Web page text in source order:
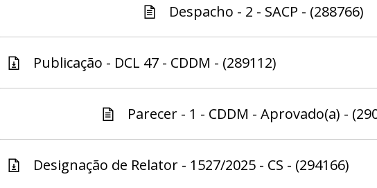
Despacho - 2 - SACP - (288766)
Publicação - DCL 47 - CDDM - (289112)
Parecer - 1 - CDDM - Aprovado(a) -
Designação de Relator - 1527/2025 - CS - (294166)